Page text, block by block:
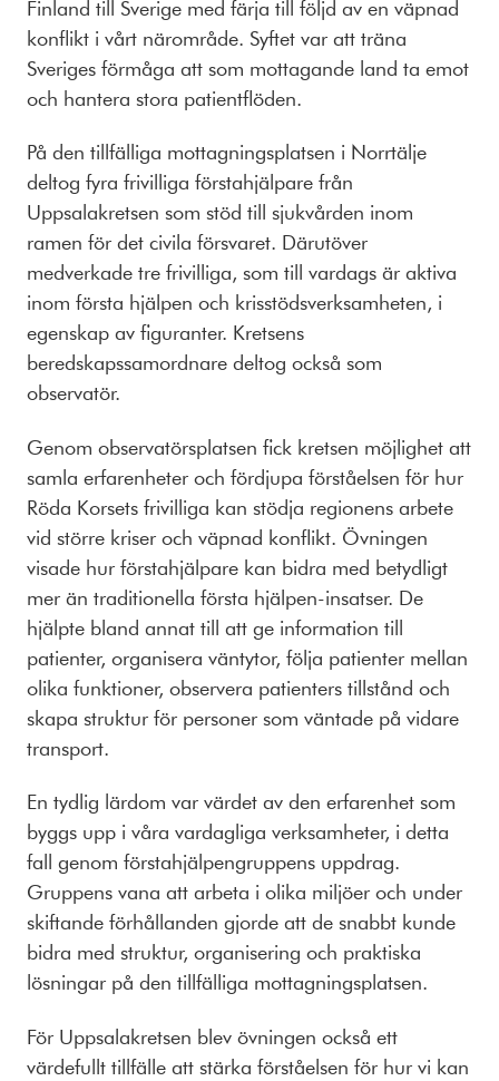
Finland till Sverige med färja till följd av en väpnad
konflikt i vårt närområde. Syftet var att träna
Sveriges förmåga att som mottagande land ta emot
och hantera stora patientflöden.
På den tillfälliga mottagningsplatsen i Norrtälje
deltog fyra frivilliga förstahjälpare från
Uppsalakretsen som stöd till sjukvården inom
ramen för det civila försvaret. Därutöver
medverkade tre frivilliga, som till vardags är aktiva
inom första hjälpen och krisstödsverksamheten, i
egenskap av figuranter. Kretsens
beredskapssamordnare deltog också som
observatör.
Genom observatörsplatsen fick kretsen möjlighet att
samla erfarenheter och fördjupa förståelsen för hur
Röda Korsets frivilliga kan stödja regionens arbete
vid större kriser och väpnad konflikt. Övningen
visade hur förstahjälpare kan bidra med betydligt
mer än traditionella första hjälpen-insatser. De
hjälpte bland annat till att ge information till
patienter, organisera väntytor, följa patienter mellan
olika funktioner, observera patienters tillstånd och
skapa struktur för personer som väntade på vidare
transport.
En tydlig lärdom var värdet av den erfarenhet som
byggs upp i våra vardagliga verksamheter, i detta
fall genom förstahjälpengruppens uppdrag.
Gruppens vana att arbeta i olika miljöer och under
skiftande förhållanden gjorde att de snabbt kunde
bidra med struktur, organisering och praktiska
lösningar på den tillfälliga mottagningsplatsen.
För Uppsalakretsen blev övningen också ett
värdefullt tillfälle att stärka förståelsen för hur vi kan